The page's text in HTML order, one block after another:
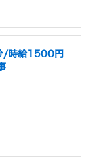
/時給1500円